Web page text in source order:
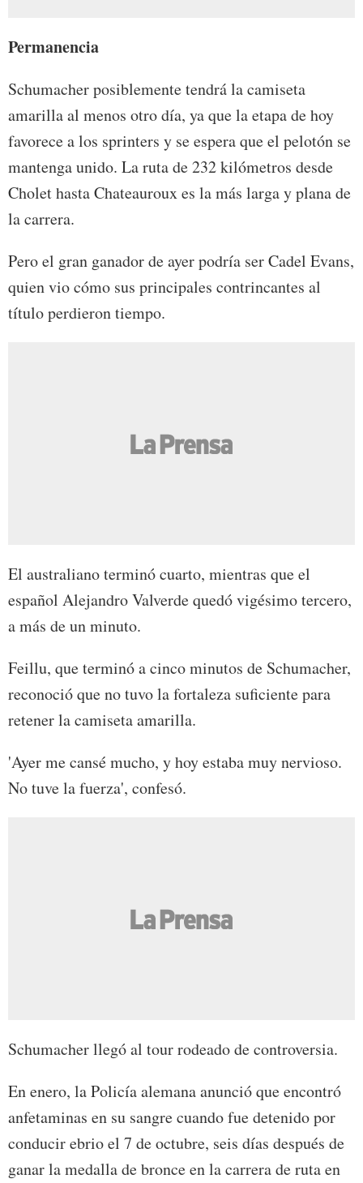
Permanencia
Schumacher posiblemente tendrá la camiseta
amarilla al menos otro día, ya que la etapa de hoy
favorece a los sprinters y se espera que el pelotón se
mantenga unido. La ruta de 232 kilómetros desde
Cholet hasta Chateauroux es la más larga y plana de
la carrera.
Pero el gran ganador de ayer podría ser Cadel Evans,
quien vio cómo sus principales contrincantes al
título perdieron tiempo.
El australiano terminó cuarto, mientras que el
español Alejandro Valverde quedó vigésimo tercero,
a más de un minuto.
Feillu, que terminó a cinco minutos de Schumacher,
reconoció que no tuvo la fortaleza suficiente para
retener la camiseta amarilla.
'Ayer me cansé mucho, y hoy estaba muy nervioso.
No tuve la fuerza', confesó.
Schumacher llegó al tour rodeado de controversia.
En enero, la Policía alemana anunció que encontró
anfetaminas en su sangre cuando fue detenido por
conducir ebrio el 7 de octubre, seis días después de
ganar la medalla de bronce en la carrera de ruta en